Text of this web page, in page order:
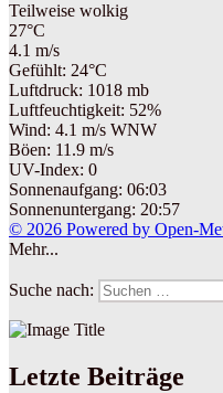
Teilweise wolkig
27°C
4.1 m/s
Gefühlt: 24°C
Luftdruck: 1018 mb
Luftfeuchtigkeit: 52%
Wind: 4.1 m/s WNW
Böen: 11.9 m/s
UV-Index: 0
Sonnenaufgang: 06:03
Sonnenuntergang: 20:57
© 2026 Powered by Open-
Mehr...
Suche nach:
Letzte Beiträge